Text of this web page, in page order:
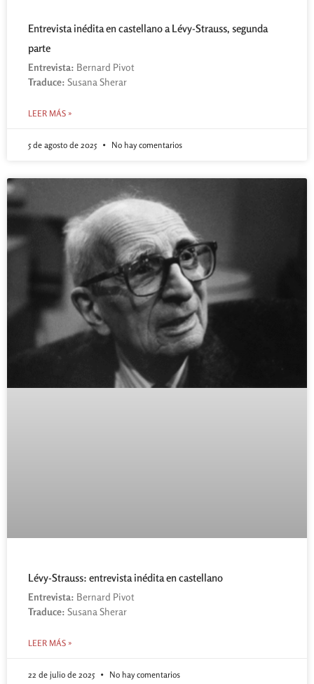
Entrevista inédita en castellano a Lévy-Strauss, segunda
parte
Entrevista: Bernard Pivot
Traduce: Susana Sherar
LEER MÁS »
5 de agosto de 2025 No hay comentarios
Lévy-Strauss: entrevista inédita en castellano
Entrevista: Bernard Pivot
Traduce: Susana Sherar
LEER MÁS »
22 de julio de 2025 No hay comentarios